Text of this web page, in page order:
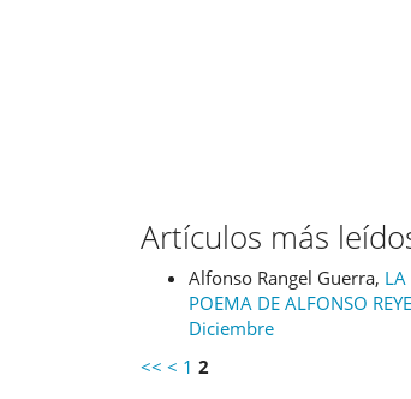
Artículos más
Alfonso Rangel Guerra,
POEMA DE ALFONSO
Diciembre
<< < 1 2